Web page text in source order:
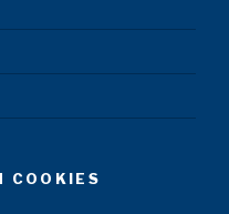
COOKIES